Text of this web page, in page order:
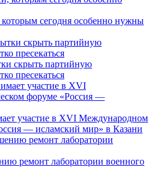
сегодня особенно нужны
скрыть партийную
пресекаться
участие в XVI Международном
— исламский мир» в Казани
ремонт лаборатории военного